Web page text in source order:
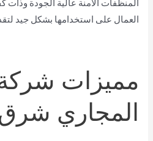
المنظفات الآمنة عالية الجودة وذات
العمال على استخدامها بشكل جيد
مميزات
المجاري